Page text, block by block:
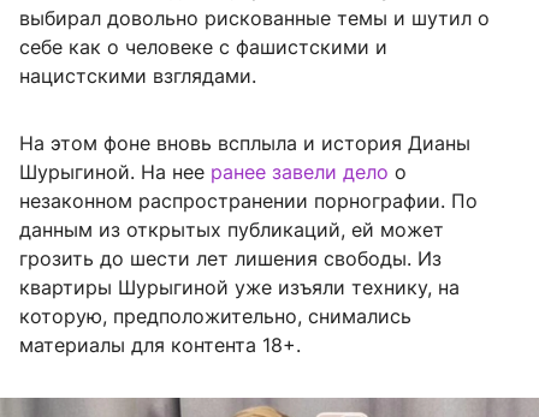
выбирал довольно рискованные темы и шутил о
себе как о человеке с фашистскими и
нацистскими взглядами.
На этом фоне вновь всплыла и история Дианы
Шурыгиной. На нее ранее завели дело о
незаконном распространении порнографии. По
данным из открытых публикаций, ей может
грозить до шести лет лишения свободы. Из
квартиры Шурыгиной уже изъяли технику, на
которую, предположительно, снимались
материалы для контента 18+.